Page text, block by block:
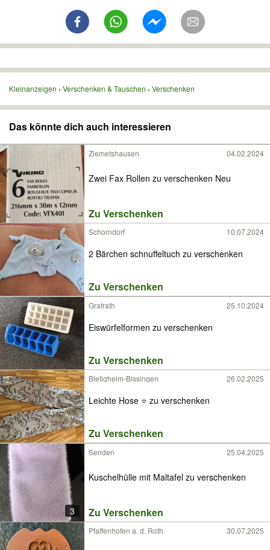
Kleinanzeigen Verschenken & Tauschen Verschenken
Das könnte dich auch interessieren
Ziemetshausen 04.02.2024
Zwei Fax Rollen zu verschenken Neu
Zu Verschenken
Schorndorf 10.07.2024
2 Bärchen schnuffeltuch zu verschenken
Zu Verschenken
Grafrath 25.10.2024
Eiswürfelformen zu verschenken
Zu Verschenken
Bietigheim-Bissingen 26.02.2025
Leichte Hose ⭐️ zu verschenken
Zu Verschenken
3
Senden 25.04.2025
Kuschelhülle mit Maltafel zu verschenken
Zu Verschenken
Pfaffenhofen a. d. Roth 30.07.2025